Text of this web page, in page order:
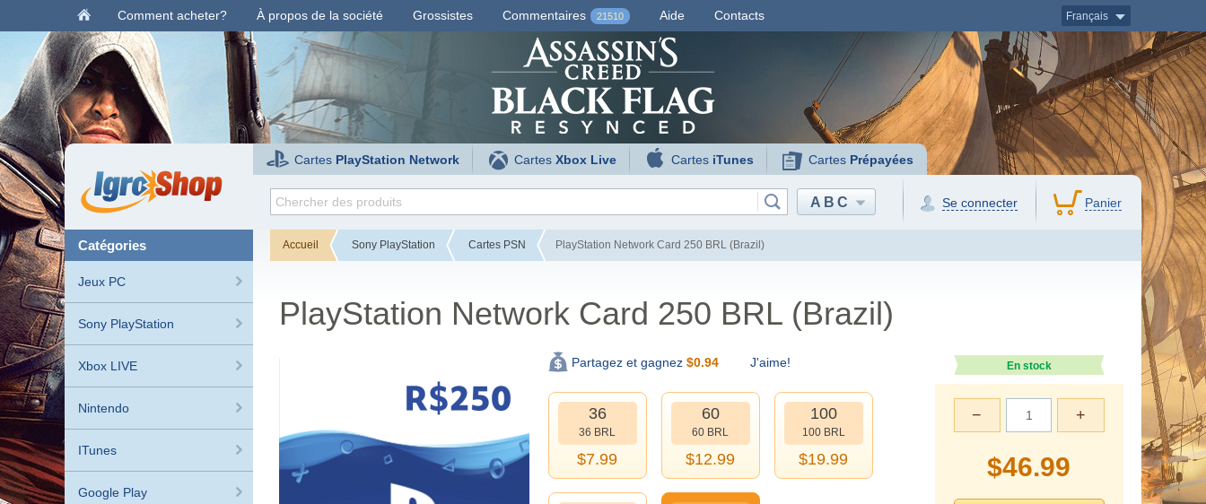
Comment acheter? À propos de la société Grossistes Commentaires 21510 Aide Contacts Français
Cartes PlayStation Network CartesXbox Live Cartes iTunes Cartes Prépayées
ABC Se connecter Panier
catégories
Jeux PC
Sony PlayStation
Xbox LIVE
Nintendo
ITunes
Google Play
Accueil Sony PlayStation Cartes PSN PlayStation Network Card 250 BRL (Brazil)
PlayStation Network Card 250 BRL (Brazil)
J'aime!
Partagez et gagnez $0.94
36
36 BRL
$7.99
60
60 BRL
$12.99
100
100 BRL
$19.99
En stock
+
−
$46.99